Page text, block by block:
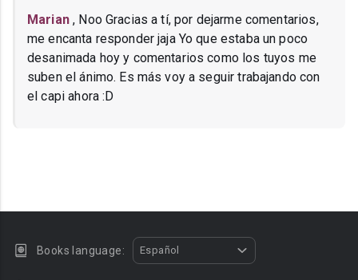
Marian, Noo Gracias a tí, por dejarme comentarios,
me encanta responder jaja Yo que estaba un poco
desanimada hoy y comentarios como los tuyos me
suben el ánimo. Es más voy a seguir trabajando con
el capi ahora :D
Books language: Español